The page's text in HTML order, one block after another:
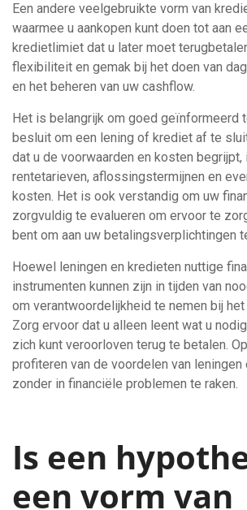
Een andere veelgebruikte vorm van
waarmee u aankopen kunt doen tot aan
kredietlimiet dat u later moet
flexibiliteit en gemak bij het doen van
en het beheren van uw cashflow.
Het is belangrijk om goed geïnformeerd
besluit om een lening of krediet af te
dat u de voorwaarden en kosten
rentetarieven, aflossingstermijnen en
kosten. Het is ook verstandig om uw
zorgvuldig te evalueren om ervoor te
bent om aan uw betalingsverplichtingen
Hoewel leningen en kredieten nuttige
instrumenten kunnen zijn in tijden van
om verantwoordelijkheid te nemen bij het
Zorg ervoor dat u alleen leent wat u
zich kunt veroorloven terug te betalen.
profiteren van de voordelen van leningen
zonder in financiële problemen te raken.
Is een
een vorm van